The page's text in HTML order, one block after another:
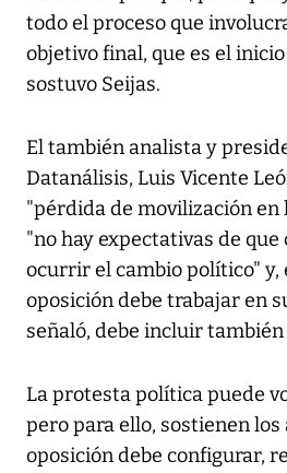
todo el proceso que
objetivo final, que es el
sostuvo Seijas.
El también analista y
Datanálisis, Luis Vicente
"pérdida de movilización en
"no hay expectativas de que
ocurrir el cambio político" y,
oposición debe trabajar en
señaló, debe incluir también
La protesta política puede
pero para ello, sostienen los
oposición debe configurar,